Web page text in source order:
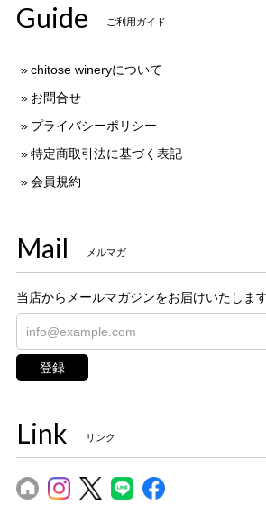
Guide ご利用ガイド
chitose wineryについて
お問合せ
プライバシーポリシー
特定商取引法に基づく表記
会員規約
Mail メルマガ
当店からメールマガジンをお届けいたします
登録
Link リンク